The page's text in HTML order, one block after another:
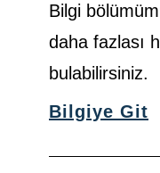
Bilgi
daha fazlası
bulabilirsiniz.
Bilgiye Git